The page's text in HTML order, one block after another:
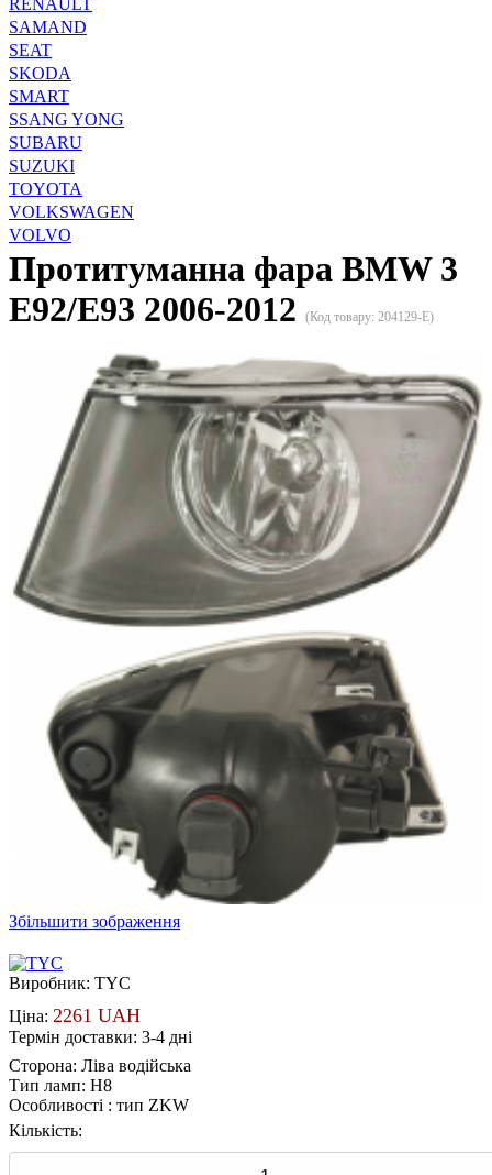
SAMAND
SEAT
SKODA
SMART
SSANG YONG
SUBARU
SUZUKI
TOYOTA
VOLKSWAGEN
VOLVO
Протитуманна фара BMW 3
E92/E93 2006-2012
(Код товару: 204129-E)
Збільшити зображення
Виробник: TYC
Ціна: 2261 UAH
Термін доставки: 3-4 дні
Сторона: Ліва водійська
Тип ламп: H8
Особливості : тип ZKW
Кількість: